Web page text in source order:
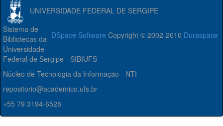
UNIVERSIDADE FEDERAL DE SERGIPE
DSpace Software Copyright © 2002-2010 Duraspace
Sistema de
Bibliotecas da
Universidade
Federal de Sergipe - SIBIUFS
Núcleo de Tecnologia da Informação - NTI
repositorio@academico.ufs.br
+55 79 3194-6528